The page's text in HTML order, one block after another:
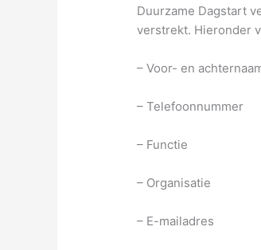
Duurzame Dagstart
verstrekt. Hieronder
– Voor- en
– Telefoonnummer
– Functie
– Organisatie
– E-mailadres